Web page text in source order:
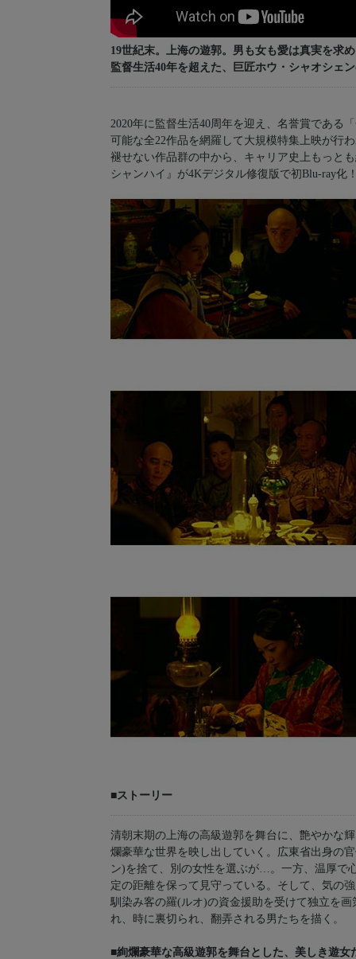
19世紀末。上海の遊郭。男も女も愛は真実を求
監督生活40年を超えた、巨匠ホウ・シャオシェ
2020年に監督生活40周年を迎え、名誉賞である
可能な全22作品を網羅して大規模特集上映が行
褪せない作品群の中から、キャリア史上もっと
シャンハイ』が4Kデジタル修復版で初Blu-ray化
■ストーリー
清朝末期の上海の高級遊郭を舞台に、艶やかな
爛豪華な世界を映し出していく。広東省出身の
ン)を捨て、別の女性を選ぶが…。一方、温厚で
定の距離を保って見守っている。そして、気の
馴染み客の羅(ルオ)の資金援助を受けて独立を
れ、時に裏切られ、翻弄される男たちを描く。
■絢爛豪華な高級遊郭を舞台とした、美しき遊